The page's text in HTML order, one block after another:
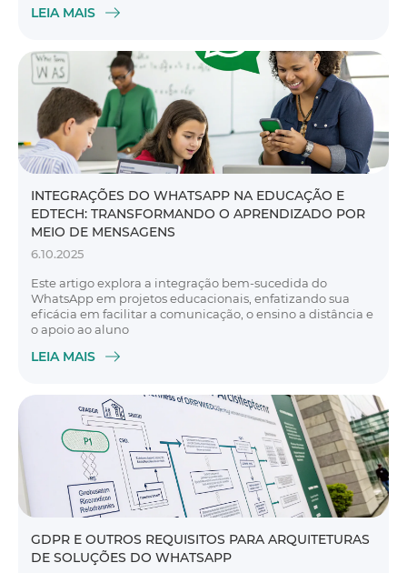
LEIA MAIS
INTEGRAÇÕES DO WHATSAPP NA EDUCAÇÃO E
EDTECH: TRANSFORMANDO O APRENDIZADO POR
MEIO DE MENSAGENS
6.10.2025
Este artigo explora a integração bem-sucedida do
WhatsApp em projetos educacionais, enfatizando sua
eficácia em facilitar a comunicação, o ensino a distância e
o apoio ao aluno
LEIA MAIS
GDPR E OUTROS REQUISITOS PARA ARQUITETURAS
DE SOLUÇÕES DO WHATSAPP